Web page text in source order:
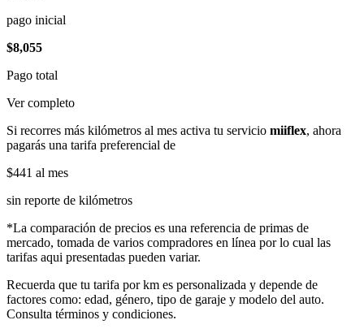
pago inicial
$8,055
Pago total
Ver completo
Si recorres más kilómetros al mes activa tu servicio miiflex, ahora
pagarás una tarifa preferencial de
$441 al mes
sin reporte de kilómetros
*La comparación de precios es una referencia de primas de
mercado, tomada de varios compradores en línea por lo cual las
tarifas aqui presentadas pueden variar.
Recuerda que tu tarifa por km es personalizada y depende de
factores como: edad, género, tipo de garaje y modelo del auto.
Consulta términos y condiciones.